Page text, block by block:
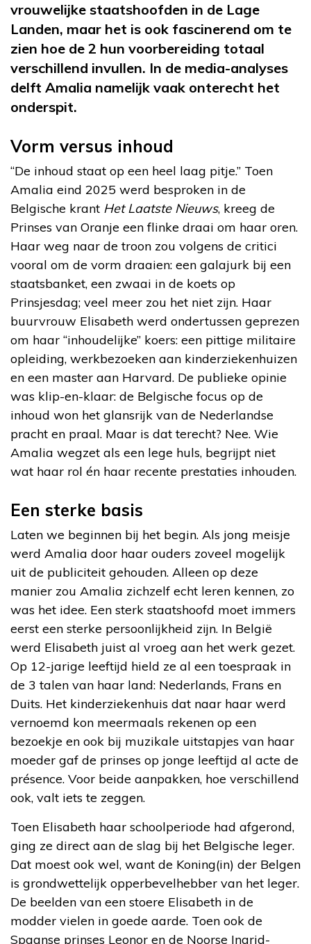
vrouwelijke staatshoofden in de Lage
Landen, maar het is ook fascinerend om te
zien hoe de 2 hun voorbereiding totaal
verschillend invullen. In de media-analyses
delft Amalia namelijk vaak onterecht het
onderspit.
Vorm versus inhoud
“De inhoud staat op een heel laag pitje.” Toen
Amalia eind 2025 werd besproken in de
Belgische krant Het Laatste Nieuws, kreeg de
Prinses van Oranje een flinke draai om haar oren.
Haar weg naar de troon zou volgens de critici
vooral om de vorm draaien: een galajurk bij een
staatsbanket, een zwaai in de koets op
Prinsjesdag; veel meer zou het niet zijn. Haar
buurvrouw Elisabeth werd ondertussen geprezen
om haar “inhoudelijke” koers: een pittige militaire
opleiding, werkbezoeken aan kinderziekenhuizen
en een master aan Harvard. De publieke opinie
was klip-en-klaar: de Belgische focus op de
inhoud won het glansrijk van de Nederlandse
pracht en praal. Maar is dat terecht? Nee. Wie
Amalia wegzet als een lege huls, begrijpt niet
wat haar rol én haar recente prestaties inhouden.
Een sterke basis
Laten we beginnen bij het begin. Als jong meisje
werd Amalia door haar ouders zoveel mogelijk
uit de publiciteit gehouden. Alleen op deze
manier zou Amalia zichzelf echt leren kennen, zo
was het idee. Een sterk staatshoofd moet immers
eerst een sterke persoonlijkheid zijn. In België
werd Elisabeth juist al vroeg aan het werk gezet.
Op 12-jarige leeftijd hield ze al een toespraak in
de 3 talen van haar land: Nederlands, Frans en
Duits. Het kinderziekenhuis dat naar haar werd
vernoemd kon meermaals rekenen op een
bezoekje en ook bij muzikale uitstapjes van haar
moeder gaf de prinses op jonge leeftijd al acte de
présence. Voor beide aanpakken, hoe verschillend
ook, valt iets te zeggen.
Toen Elisabeth haar schoolperiode had afgerond,
ging ze direct aan de slag bij het Belgische leger.
Dat moest ook wel, want de Koning(in) der Belgen
is grondwettelijk opperbevelhebber van het leger.
De beelden van een stoere Elisabeth in de
modder vielen in goede aarde. Toen ook de
Spaanse prinses Leonor en de Noorse Ingrid-